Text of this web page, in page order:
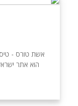
אשת טורס -
הוא אתר